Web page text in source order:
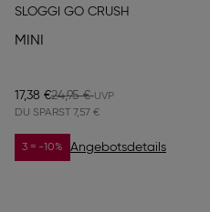
SLOGGI GO CRUSH
MINI
17,38 €24,95 €
DU SPARST 7,57 €
3 = -10% Angebotsdetails